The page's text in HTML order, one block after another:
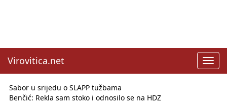
Virovitica.net
Sabor u srijedu o SLAPP tužbama
Benčić: Rekla sam stoko i odnosilo se na HDZ